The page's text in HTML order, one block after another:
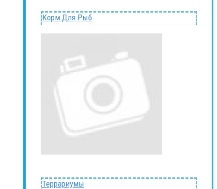
Корм Для Рыб
Террариумы